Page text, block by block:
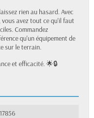
rien au hasard. Avec
vous avez tout ce qu'il faut
Commandez
qu'un équipement de
sur le terrain.
et efficacité. 🌟🔒